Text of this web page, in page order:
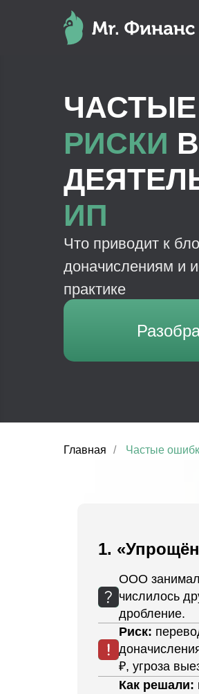
ЧАСТЫЕ
РИСКИ В
ИП
Что приводит к
доначислениям и
практике
Главная / Частые
1.
ООО
числилось
дробление.
Риск:
₽, угроза
Как решали: